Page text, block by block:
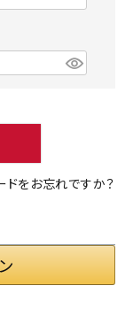
員登録
ドをお忘れですか？